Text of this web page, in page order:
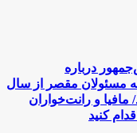
درباره
مسئولان مقصر از سال
مافیا و رانت‌خواران
کنید